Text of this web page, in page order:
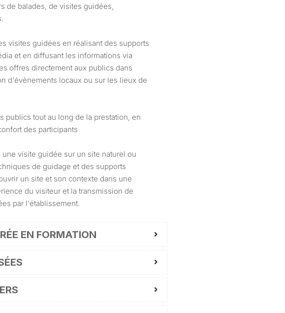
de balades, de visites guidées,
visites guidées en réalisant des supports
et en diffusant les informations via
offres directement aux publics dans
d'évènements locaux ou sur les lieux de
publics tout au long de la prestation, en
des participants
visite guidée sur un site naturel ou
de guidage et des supports
un site et son contexte dans une
du visiteur et la transmission de
par l'établissement.
EN FORMATION